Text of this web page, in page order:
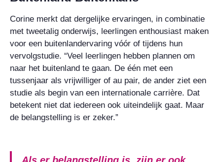
Corine merkt dat dergelijke ervaringen, in combinatie
met tweetalig onderwijs, leerlingen enthousiast maken
voor een buitenlandervaring vóór of tijdens hun
vervolgstudie. “Veel leerlingen hebben plannen om
naar het buitenland te gaan. De één met een
tussenjaar als vrijwilliger of au pair, de ander ziet een
studie als begin van een internationale carrière. Dat
betekent niet dat iedereen ook uiteindelijk gaat. Maar
de belangstelling is er zeker.”